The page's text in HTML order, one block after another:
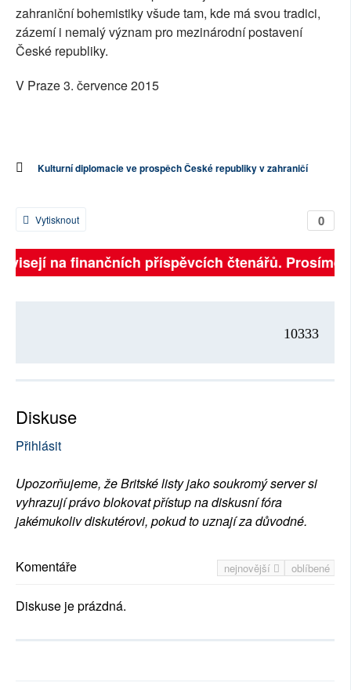
zahraniční bohemistiky všude tam, kde má svou tradici,
zázemí i nemalý význam pro mezinárodní postavení
České republiky.
V Praze 3. července 2015
Kulturní diplomacie ve prospěch České republiky v zahraničí
0
Vytisknout
na finančních příspěvcích čtenářů. Prosíme,
10333
Diskuse
Přihlásit
Upozorňujeme, že Britské listy jako soukromý server si
vyhrazují právo blokovat přístup na diskusní fóra
jakémukoliv diskutérovi, pokud to uznají za důvodné.
nejnovější oblíbené
Komentáře
Diskuse je prázdná.